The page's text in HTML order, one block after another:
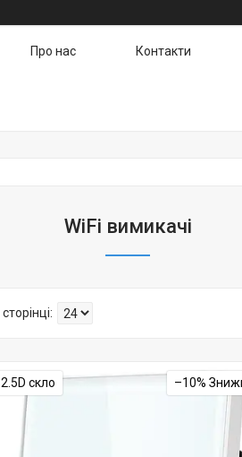
Про нас Контакти
WiFi вимикачі
2.5D скло –10%